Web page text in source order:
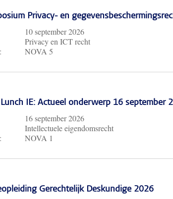
Privacy- en
10 september 2026
Privacy en ICT recht
NOVA 5
IE: Actueel onderwerp 16 september
16 september 2026
Intellectuele eigendomsrecht
NOVA 1
Gerechtelijk Deskundige 2026